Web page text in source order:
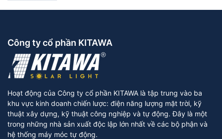
Công ty cổ phần KITAWA
Hoạt động của Công ty cổ phần KITAWA là tập trung vào ba
khu vực kinh doanh chiến lược: điện năng lượng mặt trời, kỹ
thuật xây dựng, kỹ thuật công nghiệp và tự động. Đây là một
trong những nhà sản xuất độc lập lớn nhất về các bộ phận và
hệ thống máy móc tự động.